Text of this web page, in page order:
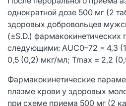
однократной дозе 500 мг (2
здоровых добровольцев
(±S.D.) фармакокинетических
следующими: AUC0–72 = 4,3
0,5 (0,2) мкг/мл; Tmax = 2,2
Фармакокинетические
плазме крови у здоровых
при схеме приема 500 мг (2